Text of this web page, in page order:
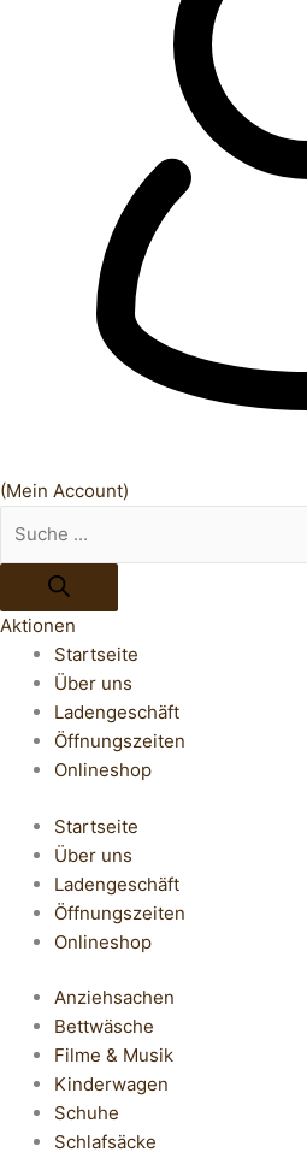
(Mein Account)
Aktionen
Startseite
Über uns
Ladengeschäft
Öffnungszeiten
Onlineshop
Startseite
Über uns
Ladengeschäft
Öffnungszeiten
Onlineshop
Anziehsachen
Bettwäsche
Filme & Musik
Kinderwagen
Schuhe
Schlafsäcke